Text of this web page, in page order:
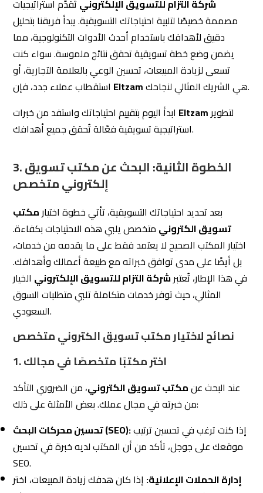
بعد تحديد احتياجاتك التسويقية، تأتي خطوة اختيارمكتب
تسويق الكترونيمتخصص يلبي هذه الاحتياجات بكفاءة.
اختيار المكتب الصحيح لا يعتمد فقط على ما يقدمه من خدمات،
بل أيضًا على مدى توافق خبراته مع طبيعة أعمالك وأهدافك.
في هذا الإطار، تُعتبرشركة التزام للتسويق الإلكترونيالخيار
المثالي، حيث توفر خدمات متكاملة تلبي متطلبات السوق
السعودي.
نصائح لاختيار مكتب تسويق الكتروني متخصص
1. اختر مكتبًا متخصصًا في مجالك
مكتب تسويق الكتروني، من الضروري التأكد
تحسين محركات البحث (SEO):إذا كنت ترغب في تحسين ترتيب
موقعك على جوجل، تأكد من أن المكتب لديه خبرة في تحسين
SEO.
إدارة الحملات الإعلانية:إذا كان هدفك زيادة المبيعات، اختر
مكتبًا لديه خبرة في إدارة حملات إعلانات مدفوعة مثل Google
Ads.
إدارة وسائل التواصل الاجتماعي:
قوي على منصات التواصل مثل إنستغرام وفيسبوك، تأكد من أن
المكتب متمرس في هذا المجال.
خيارًا مثاليًا للشركات التي تبحث عن نتائج ملموسة.
2. تقييم سابقة الأعمال
اطلب من المكتب أمثلة على مشاريع سابقة لمعرفة مستوى